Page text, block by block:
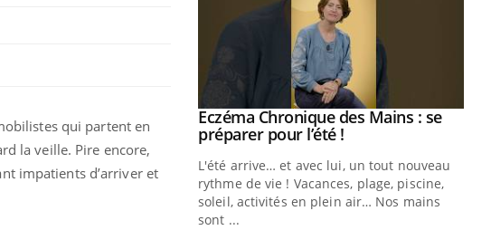
qui partent en
la veille. Pire encore,
impatients d’arriver et
mentale : et si on
Youtube
dans le diabète de type 2
d'idées reçues chez les
Youtube
Eczéma Chronique des Mains : se
préparer pour l’été !Youtube
L'été arrive… et avec lui, un tout nouveau
rythme de vie ! Vacances, plage, piscine,
soleil, activités en plein air… Nos mains
sont ...